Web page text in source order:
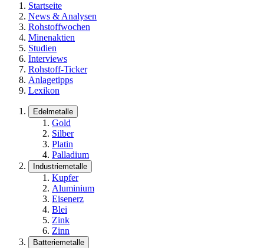
Startseite
News & Analysen
Rohstoffwochen
Minenaktien
Studien
Interviews
Rohstoff-Ticker
Anlagetipps
Lexikon
Edelmetalle
Gold
Silber
Platin
Palladium
Industriemetalle
Kupfer
Aluminium
Eisenerz
Blei
Zink
Zinn
Batteriemetalle